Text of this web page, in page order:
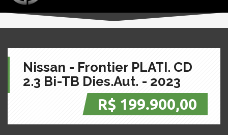
Nissan - Frontier PLATI. CD
2.3 Bi-TB Dies.Aut. - 2023
R$ 199.900,00